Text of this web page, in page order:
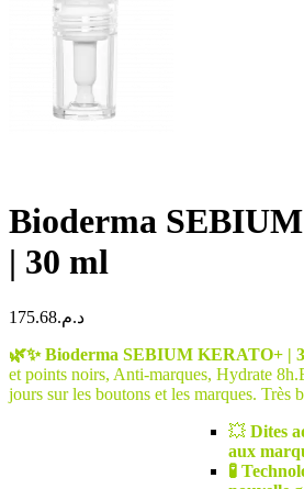
Bioderma
| 30 ml
د.م.175.68
🌿✨ Bioderma SEBIUM KERATO+ |
et points noirs, Anti-marques, Hydrate
jours sur les boutons et les marques. Très
💥 Dites
aux
🧪